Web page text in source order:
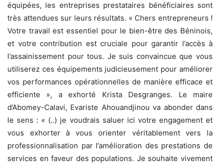
équipées, les entreprises prestataires bénéficiaires sont
très attendues sur leurs résultats. « Chers entrepreneurs !
Votre travail est essentiel pour le bien-être des Béninois,
et votre contribution est cruciale pour garantir l’accès à
l’assainissement pour tous. Je suis convaincue que vous
utiliserez ces équipements judicieusement pour améliorer
vos performances opérationnelles de manière efficace et
efficiente », a exhorté Krista Desgranges. Le maire
d’Abomey-Calavi, Evariste Ahouandjinou va abonder dans
le sens : « (..) je voudrais saluer ici votre engagement et
vous exhorter à vous orienter véritablement vers la
professionnalisation par l’amélioration des prestations de
services en faveur des populations. Je souhaite vivement